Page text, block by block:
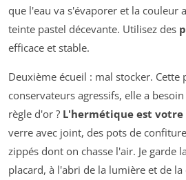
que l'eau va s'évaporer et la couleur
teinte pastel décevante. Utilisez des
efficace et stable.
Deuxième écueil : mal stocker. Cette
conservateurs agressifs, elle a
règle d'or ? L'hermétique est votre
verre avec joint, des pots de
zippés dont on chasse l'air. Je garde
placard, à l'abri de la lumière et de